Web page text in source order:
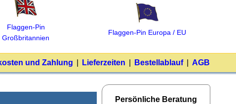
Flaggen‑Pin
Großbritannien
Flaggen‑Pin Europa / EU
und Zahlung Lieferzeiten Bestellablauf AGB
Persönliche Beratung